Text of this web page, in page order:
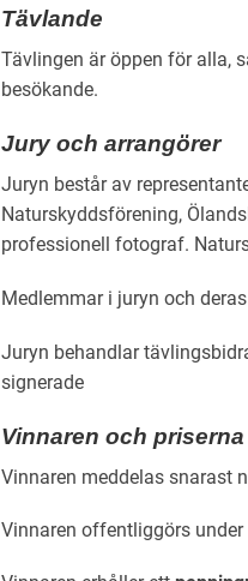
Tävlande
Tävlingen är öppen för alla,
besökande.
Jury och arrangörer
Juryn består av
Naturskyddsförening,
professionell fotograf.
Medlemmar i juryn och
Juryn behandlar
signerade
Vinnaren och priserna
Vinnaren meddelas snarast
Vinnaren offentliggörs